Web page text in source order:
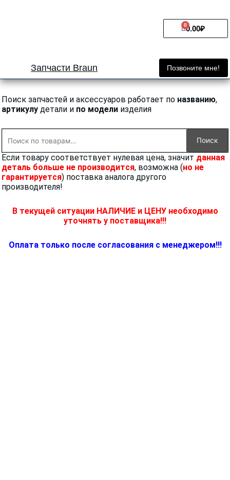
0.00₽
0
Cart
Запчасти Braun Позвоните мне!
Поиск запчастей и аксессуаров работает по названию,
артикулу детали и по модели изделия
Поиск
Если товару соответствует нулевая цена, значит данная
деталь больше не производится, возможна (но не
гарантируется) поставка аналога другого
производителя!
В текущей ситуации НАЛИЧИЕ и ЦЕНУ необходимо
уточнять у поставщика!!!
Оплата только после согласования с менеджером!!!